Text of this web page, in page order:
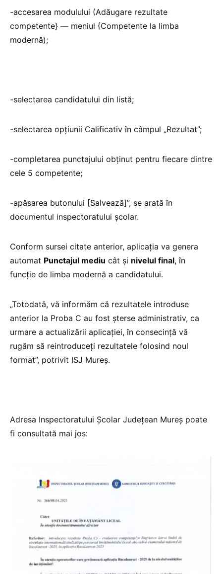
-accesarea modulului (Adăugare rezultate
competente} — meniul {Competente la limba
modernă);
-selectarea candidatului din listă;
-selectarea opțiunii Calificativ în câmpul „Rezultat”;
-completarea punctajului obținut pentru fiecare dintre
cele 5 competente;
-apăsarea butonului [Salvează]”, se arată în
documentul inspectoratului școlar.
Conform sursei citate anterior, aplicația va genera
automat Punctajul mediu cât și nivelul final, în
funcţie de limba modernă a candidatului.
„Totodată, vă informăm că rezultatele introduse
anterior la Proba C au fost șterse administrativ, ca
urmare a actualizării aplicației, în consecință vă
rugăm să reintroduceți rezultatele folosind noul
format”, potrivit ISJ Mureș.
Adresa Inspectoratului Școlar Județean Mureș poate
fi consultată mai jos: